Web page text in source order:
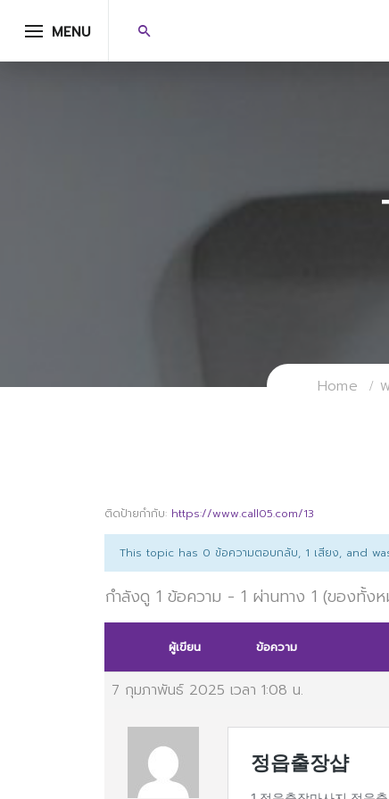
MENU
Home
ติดป้ายกำกับ: https://www.call05.com/13
This topic has 0 ข้อความตอบกลับ, 1 เสียง, and
กำลังดู 1 ข้อความ - 1 ผ่านทาง 1 (ของทั้ง
ผู้เขียน ข้อความ
7 กุมภาพันธ์ 2025 เวลา 1:08 น.